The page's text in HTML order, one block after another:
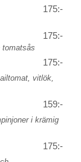
175:-
175:-
tomatsås
175:-
vitlök,
159:-
i krämig
175:-